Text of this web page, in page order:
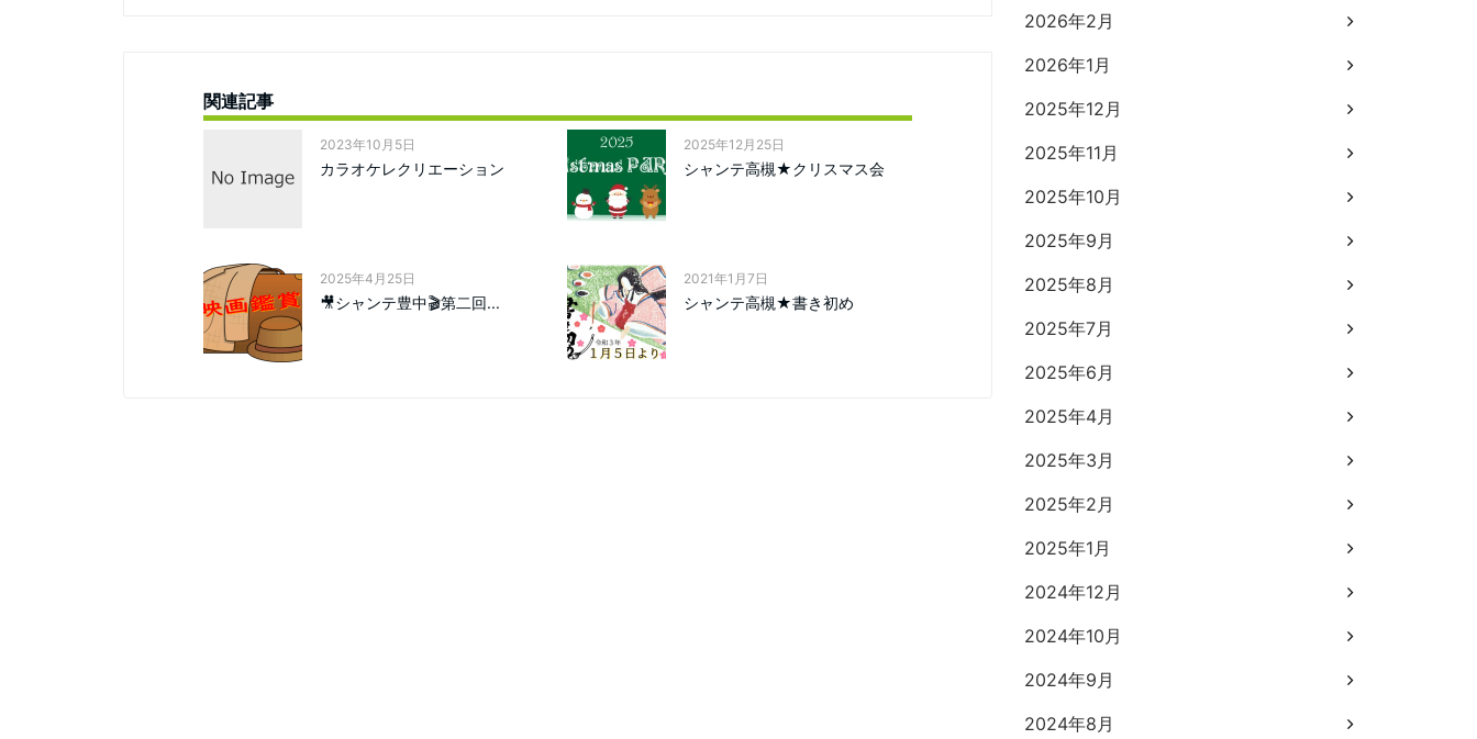
関連記事
2023年10月5日
カラオケレクリエーション
2025年12月25日
シャンテ高槻★クリスマス会
2025年4月25日
🎥シャンテ豊中🎬第二回...
2021年1月7日
シャンテ高槻★書き初め
2026年2月
2026年1月
2025年12月
2025年11月
2025年10月
2025年9月
2025年8月
2025年7月
2025年6月
2025年4月
2025年3月
2025年2月
2025年1月
2024年12月
2024年10月
2024年9月
2024年8月